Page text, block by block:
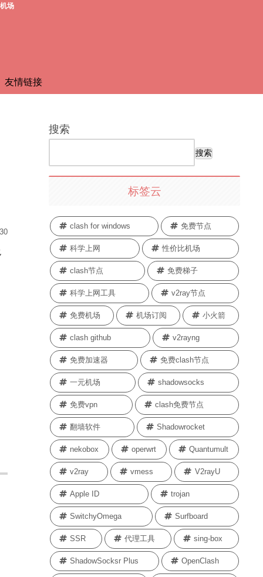
场
友情链接
搜索
搜索
标签云
clash for windows 免费节点
科学上网 性价比机场
clash节点 免费梯子
科学上网工具 v2ray节点
免费机场 机场订阅 小火箭
clash github v2rayng
免费加速器 免费clash节点
一元机场 shadowsocks
免费vpn clash免费节点
翻墙软件 Shadowrocket
nekobox operwrt Quantumult
v2ray vmess V2rayU
Apple ID trojan
SwitchyOmega Surfboard
SSR 代理工具 sing-box
ShadowSocksr Plus OpenClash